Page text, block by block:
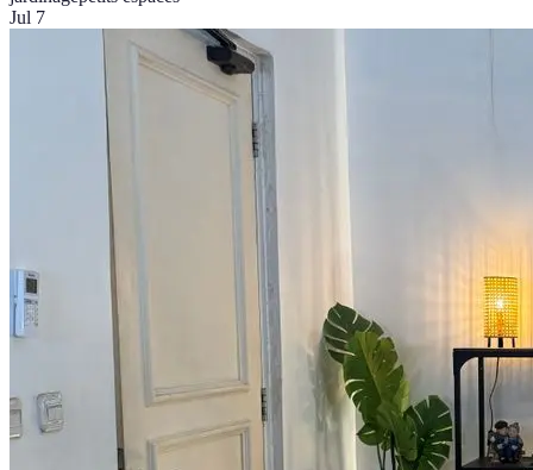
Jul 7